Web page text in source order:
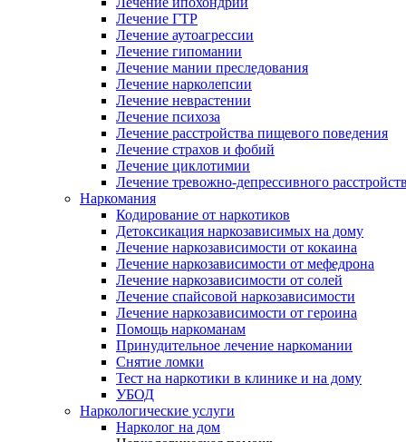
Лечение ГТР
Лечение аутоагрессии
Лечение гипомании
Лечение мании преследования
Лечение нарколепсии
Лечение неврастении
Лечение психоза
Лечение расстройства пищевого поведения
Лечение страхов и фобий
Лечение циклотимии
Лечение тревожно-депрессивного
Наркомания
Кодирование от наркотиков
Детоксикация наркозависимых на дому
Лечение наркозависимости от кокаина
Лечение наркозависимости от мефедрона
Лечение наркозависимости от солей
Лечение спайсовой наркозависимости
Лечение наркозависимости от героина
Помощь наркоманам
Принудительное лечение наркомании
Снятие ломки
Тест на наркотики в клинике и на дому
УБОД
Наркологические услуги
Нарколог на дом